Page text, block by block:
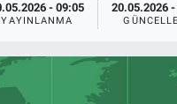
- 09:05
YAYINLANMA
20.05.2026